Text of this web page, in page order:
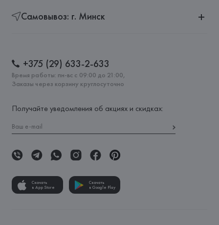
Самовывоз: г. Минск
+375 (29) 633-2-633
Время работы: пн-вс с 09:00 до 21:00,
Заказы через корзину круглосуточно
Получайте уведомления об акциях и скидках:
Скачать
в App Store
Скачать
в Google Play